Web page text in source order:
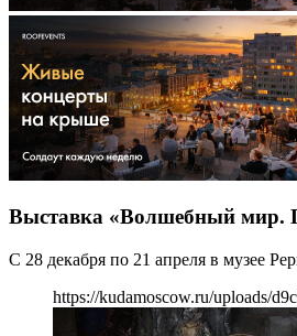
Выставка «Волшебный мир.
С 28 декабря по 21 апреля в музее
https://kudamoscow.ru/uploads/